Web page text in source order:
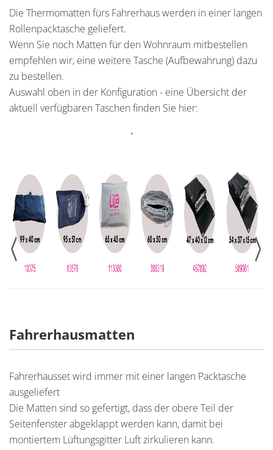
Die Thermomatten fürs Fahrerhaus werden in einer langen
Rollenpacktasche geliefert.
Wenn Sie noch Matten für den Wohnraum mitbestellen
empfehlen wir, eine weitere Tasche (Aufbewahrung) dazu
zu bestellen.
Auswahl oben in der Konfiguration - eine Übersicht der
aktuell verfügbaren Taschen finden Sie hier:
Fahrerhausmatten
Fahrerhausset wird immer mit einer langen Packtasche
ausgeliefert
Die Matten sind so gefertigt, dass der obere Teil der
Seitenfenster abgeklappt werden kann, damit bei
montiertem Lüftungsgitter Luft zirkulieren kann.